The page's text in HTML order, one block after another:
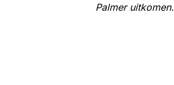
Palmer uitkomen.